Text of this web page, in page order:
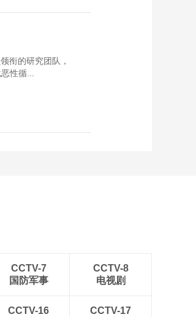
衔的研究团队，
性循...
CCTV-7
国防军事
CCTV-8
电视剧
CCTV-16
CCTV-17